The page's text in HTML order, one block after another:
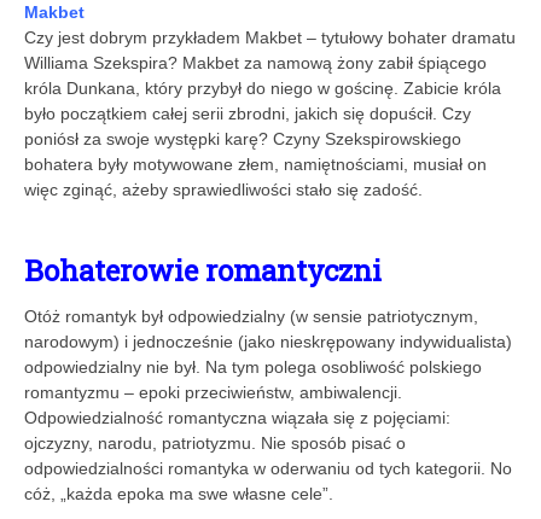
Makbet
Czy jest dobrym przykładem Makbet – tytułowy bohater dramatu
Williama Szekspira? Makbet za namową żony zabił śpiącego
króla Dunkana, który przybył do niego w gościnę. Zabicie króla
było początkiem całej serii zbrodni, jakich się dopuścił. Czy
poniósł za swoje występki karę? Czyny Szekspirowskiego
bohatera były motywowane złem, namiętnościami, musiał on
więc zginąć, ażeby sprawiedliwości stało się zadość.
Bohaterowie romantyczni
Otóż romantyk był odpowiedzialny (w sensie patriotycznym,
narodowym) i jednocześnie (jako nieskrępowany indywidualista)
odpowiedzialny nie był. Na tym polega osobliwość polskiego
romantyzmu – epoki przeciwieństw, ambiwalencji.
Odpowiedzialność romantyczna wiązała się z pojęciami:
ojczyzny, narodu, patriotyzmu. Nie sposób pisać o
odpowiedzialności romantyka w oderwaniu od tych kategorii. No
cóż, „każda epoka ma swe własne cele”.